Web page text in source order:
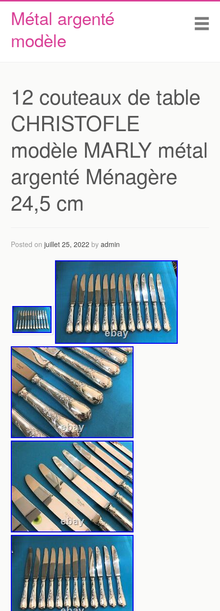
Métal argenté
modèle
Skip to content
Accueil
Conditions d’utilisation
12 couteaux de table
CHRISTOFLE
modèle MARLY métal
argenté Ménagère
24,5 cm
Posted onjuillet 25, 2022 byadmin